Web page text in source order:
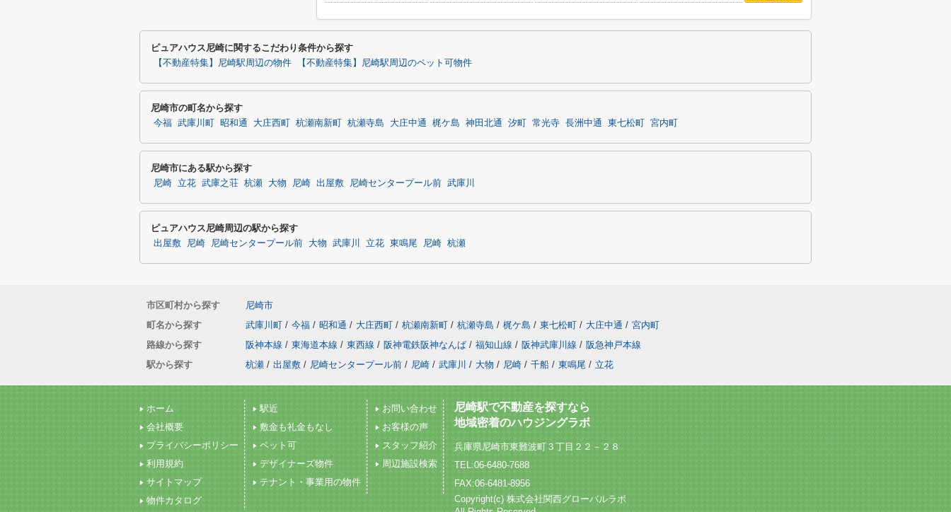
ピュアハウス尼崎に関するこだわり条件から探す
【不動産特集】尼崎駅周辺の物件 【不動産特集】尼崎駅周辺のペット可物件
尼崎市の町名から探す
今福 武庫川町 昭和通 大庄西町 杭瀬南新町 杭瀬寺島 大庄中通 梶ケ島 神田北通 汐町 常光寺 長洲中通 東七松町 宮内町
尼崎市にある駅から探す
尼崎 立花 武庫之荘 杭瀬 大物 尼崎 出屋敷 尼崎センタープール前 武庫川
ピュアハウス尼崎周辺の駅から探す
出屋敷 尼崎 尼崎センタープール前 大物 武庫川 立花 東鳴尾 尼崎 杭瀬
市区町村から探す
尼崎市
町名から探す
武庫川町 / 今福 / 昭和通 / 大庄西町 / 杭瀬南新町 / 杭瀬寺島 / 梶ケ島 / 東七松町 / 大庄中通 / 宮内町
路線から探す
阪神本線 / 東海道本線 / 東西線 / 阪神電鉄阪神なんば / 福知山線 / 阪神武庫川線 / 阪急神戸本線
駅から探す
杭瀬 / 出屋敷 / 尼崎センタープール前 / 尼崎 / 武庫川 / 大物 / 尼崎 / 千船 / 東鳴尾 / 立花
ホーム
会社概要
プライバシーポリシー
利用規約
サイトマップ
物件カタログ
駅近
敷金も礼金もなし
ペット可
デザイナーズ物件
テナント・事業用の物件
お問い合わせ
お客様の声
スタッフ紹介
周辺施設検索
尼崎駅で不動産を探すなら
地域密着のハウジングラボ
兵庫県尼崎市東難波町３丁目２２－２８
TEL:06-6480-7688
FAX:06-6481-8956
Copyright(c) 株式会社関西グローバルラボ